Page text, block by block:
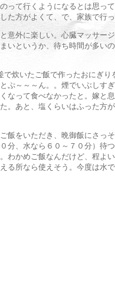
って行くようになるとは思っ
た方がよくて、で、家族で行っ
意外に楽しい。心臓マッサー
いというか、待ち時間が多い
炊いたご飯で作ったおにぎり
ぷ～～～ん。。煙でいぶしす
なって食べなかったと。嫁と
。あと、塩くらいはふった方
飯をいただき、晩御飯にさっ
分、水なら６０～７０分）待
わかめご飯なんだけど、程よ
る所なら使えそう。今度は水で